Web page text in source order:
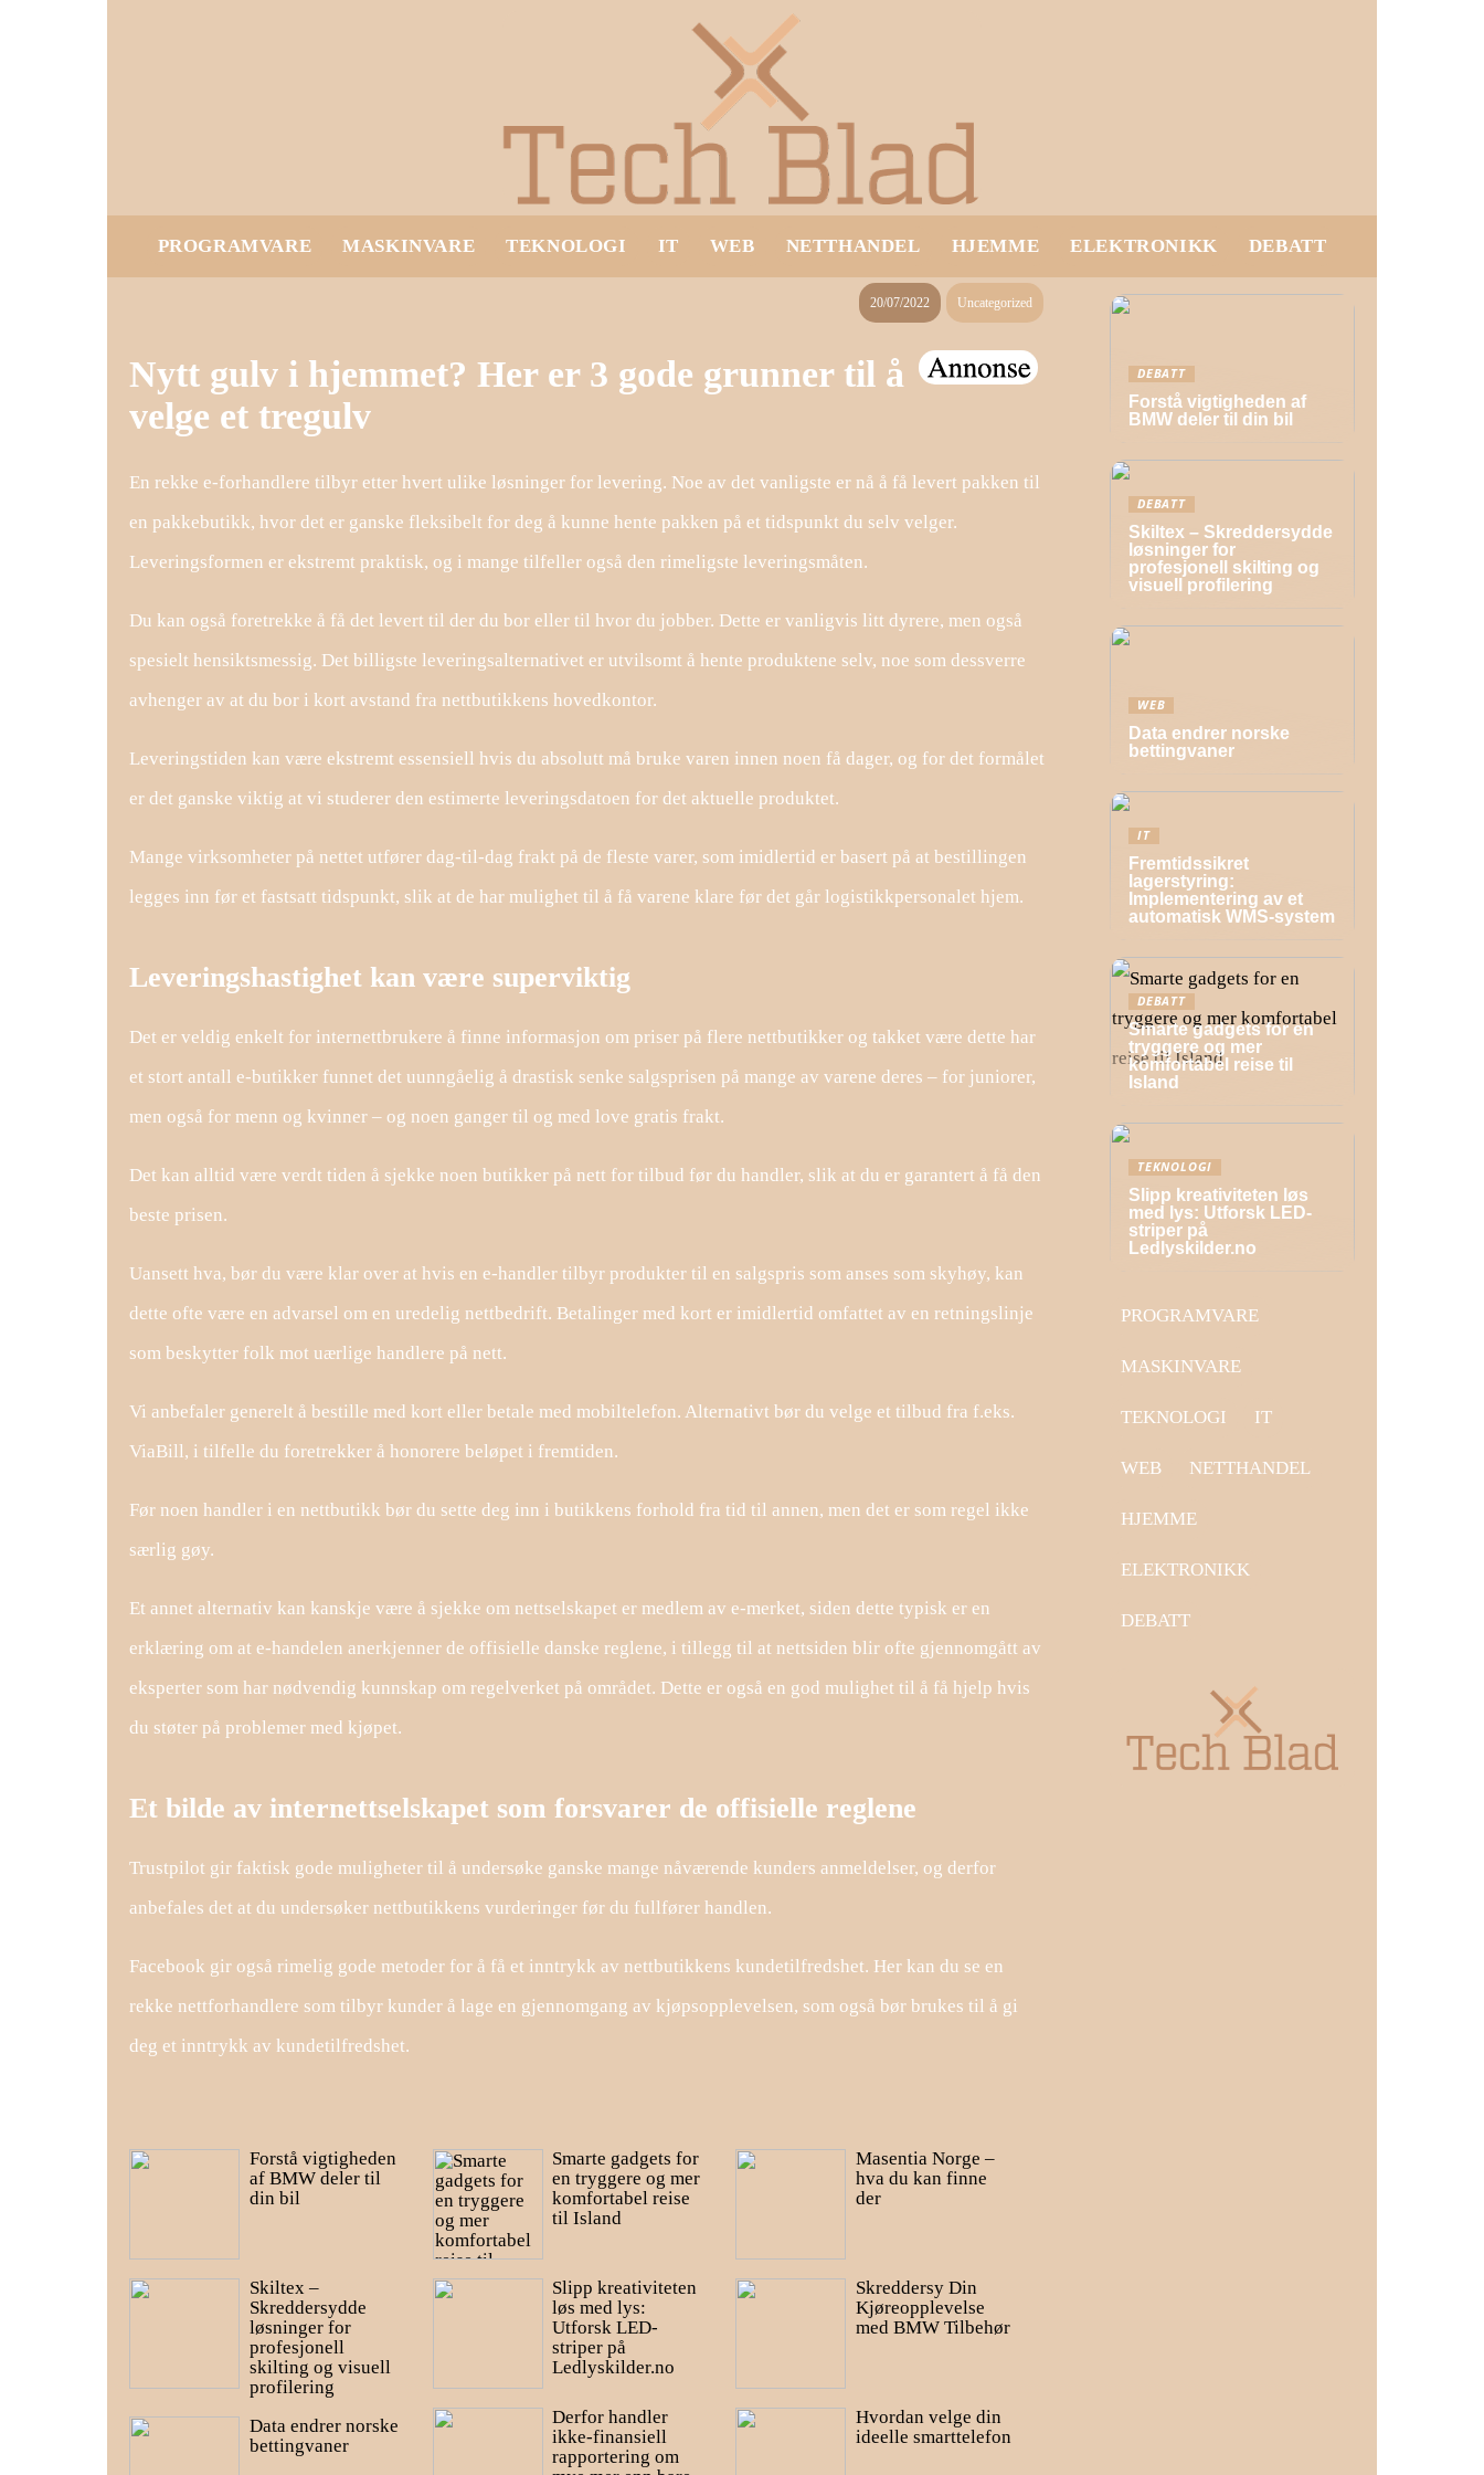
PROGRAMVARE MASKINVARE TEKNOLOGI IT WEB NETTHANDEL HJEMME ELEKTRONIKK DEBATT
20/07/2022 Uncategorized
Nytt gulv i hjemmet? Her er 3 gode grunner til å
velge et tregulv
En rekke e-forhandlere tilbyr etter hvert ulike løsninger for levering. Noe av det vanligste er nå å få levert pakken til
en pakkebutikk, hvor det er ganske fleksibelt for deg å kunne hente pakken på et tidspunkt du selv velger.
Leveringsformen er ekstremt praktisk, og i mange tilfeller også den rimeligste leveringsmåten.
Du kan også foretrekke å få det levert til der du bor eller til hvor du jobber. Dette er vanligvis litt dyrere, men også
spesielt hensiktsmessig. Det billigste leveringsalternativet er utvilsomt å hente produktene selv, noe som dessverre
avhenger av at du bor i kort avstand fra nettbutikkens hovedkontor.
Leveringstiden kan være ekstremt essensiell hvis du absolutt må bruke varen innen noen få dager, og for det formålet
er det ganske viktig at vi studerer den estimerte leveringsdatoen for det aktuelle produktet.
Mange virksomheter på nettet utfører dag-til-dag frakt på de fleste varer, som imidlertid er basert på at bestillingen
legges inn før et fastsatt tidspunkt, slik at de har mulighet til å få varene klare før det går logistikkpersonalet hjem.
Leveringshastighet kan være superviktig
Det er veldig enkelt for internettbrukere å finne informasjon om priser på flere nettbutikker og takket være dette har
et stort antall e-butikker funnet det uunngåelig å drastisk senke salgsprisen på mange av varene deres – for juniorer,
men også for menn og kvinner – og noen ganger til og med love gratis frakt.
Det kan alltid være verdt tiden å sjekke noen butikker på nett for tilbud før du handler, slik at du er garantert å få den
beste prisen.
Uansett hva, bør du være klar over at hvis en e-handler tilbyr produkter til en salgspris som anses som skyhøy, kan
dette ofte være en advarsel om en uredelig nettbedrift. Betalinger med kort er imidlertid omfattet av en retningslinje
som beskytter folk mot uærlige handlere på nett.
Vi anbefaler generelt å bestille med kort eller betale med mobiltelefon. Alternativt bør du velge et tilbud fra f.eks.
ViaBill, i tilfelle du foretrekker å honorere beløpet i fremtiden.
Før noen handler i en nettbutikk bør du sette deg inn i butikkens forhold fra tid til annen, men det er som regel ikke
særlig gøy.
Et annet alternativ kan kanskje være å sjekke om nettselskapet er medlem av e-merket, siden dette typisk er en
erklæring om at e-handelen anerkjenner de offisielle danske reglene, i tillegg til at nettsiden blir ofte gjennomgått av
eksperter som har nødvendig kunnskap om regelverket på området. Dette er også en god mulighet til å få hjelp hvis
du støter på problemer med kjøpet.
Et bilde av internettselskapet som forsvarer de offisielle reglene
Trustpilot gir faktisk gode muligheter til å undersøke ganske mange nåværende kunders anmeldelser, og derfor
anbefales det at du undersøker nettbutikkens vurderinger før du fullfører handlen.
Facebook gir også rimelig gode metoder for å få et inntrykk av nettbutikkens kundetilfredshet. Her kan du se en
rekke nettforhandlere som tilbyr kunder å lage en gjennomgang av kjøpsopplevelsen, som også bør brukes til å gi
deg et inntrykk av kundetilfredshet.
Forstå vigtigheden
af BMW deler til
din bil
Skiltex –
Skreddersydde
løsninger for
profesjonell
skilting og visuell
profilering
Data endrer norske
bettingvaner
Smarte gadgets for
en tryggere og mer
komfortabel reise
til Island
Slipp kreativiteten
løs med lys:
Utforsk LED-
striper på
Ledlyskilder.no
Derfor handler
ikke-finansiell
rapportering om
Masentia Norge –
hva du kan finne
der
Skreddersy Din
Kjøreopplevelse
med BMW Tilbehør
Hvordan velge din
ideelle smarttelefon
DEBATT
Forstå vigtigheden af
BMW deler til din bil
DEBATT
Skiltex – Skreddersydde
løsninger for
profesjonell skilting og
visuell profilering
WEB
Data endrer norske
bettingvaner
IT
Fremtidssikret
lagerstyring:
Implementering av et
automatisk WMS-system
DEBATT
Smarte gadgets for en
tryggere og mer
komfortabel reise til
Island
TEKNOLOGI
Slipp kreativiteten løs
med lys: Utforsk LED-
striper på
Ledlyskilder.no
PROGRAMVARE
MASKINVARE
TEKNOLOGI IT
WEB NETTHANDEL
HJEMME
ELEKTRONIKK
DEBATT